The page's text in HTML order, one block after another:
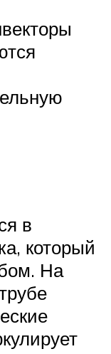
в
который
На